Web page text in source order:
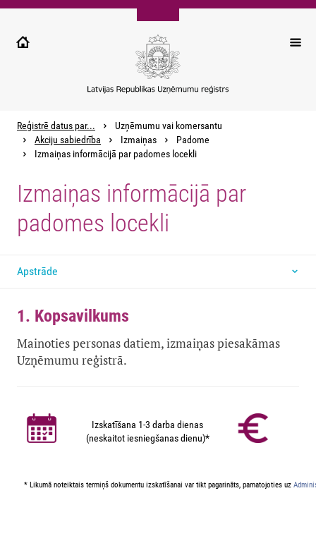
Pārlekt
galveno
Reģistrē datus par...
Uzņēmumu vai komersantu
Akciju sabiedrība
Izmaiņas
Padome
Izmaiņas informācijā par padomes locekli
Izmaiņas informācijā par
padomes locekli
Apstrāde
1. Kopsavilkums
Mainoties personas datiem, izmaiņas piesakāmas
Uzņēmumu reģistrā.
Izskatīšana 1-3 darba dienas
(neskaitot iesniegšanas dienu)*
* Likumā noteiktais termiņš dokumentu izskatīšanai var tikt pagarināts, pamatojoties uz